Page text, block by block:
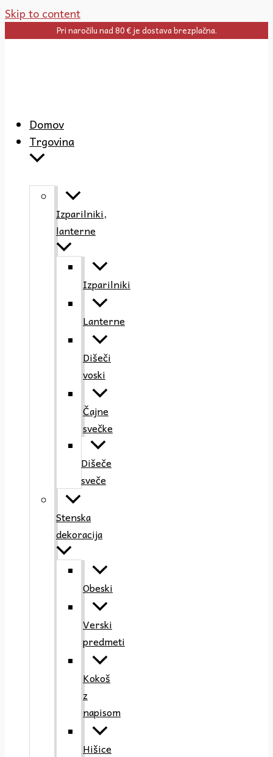
Skip to content
Pri naročilu nad 80 € je dostava brezplačna.
Domov
Trgovina
Izparilniki,
lanterne
Izparilniki
Lanterne
Dišeči
voski
Čajne
svečke
Dišeče
sveče
Stenska
dekoracija
Obeski
Verski
predmeti
Kokoš
z
napisom
Hišice